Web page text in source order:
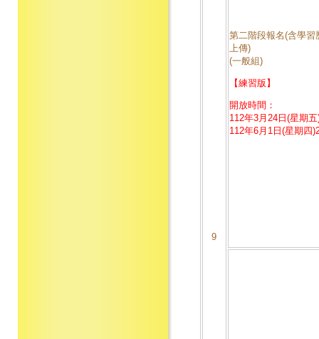
9
第二階段報名(含學習
上傳)
(一般組)
【練習版】
開放時間：
112年3月24日(星期
112年6月1日(星期四